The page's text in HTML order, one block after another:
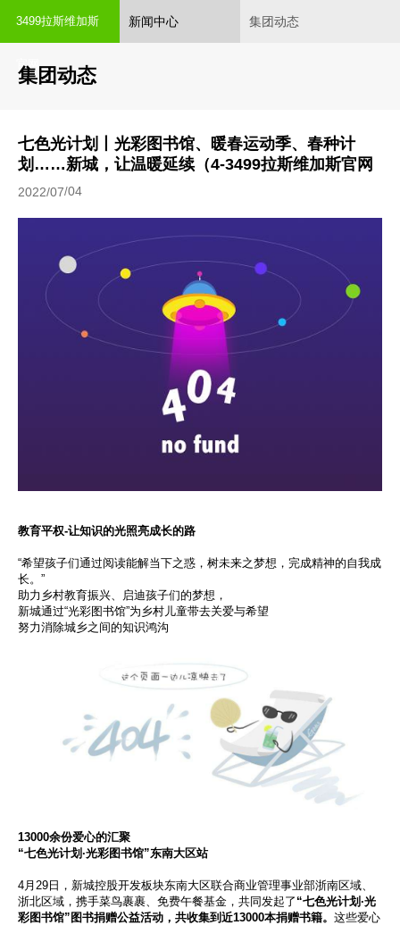
3499拉斯维加斯
官网
新闻中心 集团动态
集团动态
七色光计划丨光彩图书馆、暖春运动季、春种计
划……新城，让温暖延续（4-3499拉斯维加斯官网
04
2022/07/
教育平权-让知识的光照亮成长的路
“希望孩子们通过阅读能解当下之惑，树未来之梦想，完成精神的自我成
长。”
助力乡村教育振兴、启迪孩子们的梦想，
新城通过“光彩图书馆”为乡村儿童带去关爱与希望
努力消除城乡之间的知识鸿沟
13000余份爱心的汇聚
“七色光计划·光彩图书馆”东南大区站
4月29日，新城控股开发板块东南大区联合商业管理事业部浙南区域、
浙北区域，携手菜鸟裹裹、免费午餐基金，共同发起了 “七色光计划·光
彩图书馆”图书捐赠公益活动，共收集到近13000本捐赠书籍。 这些爱心